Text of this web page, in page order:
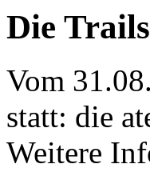
Die
Vom
statt: die
Weitere